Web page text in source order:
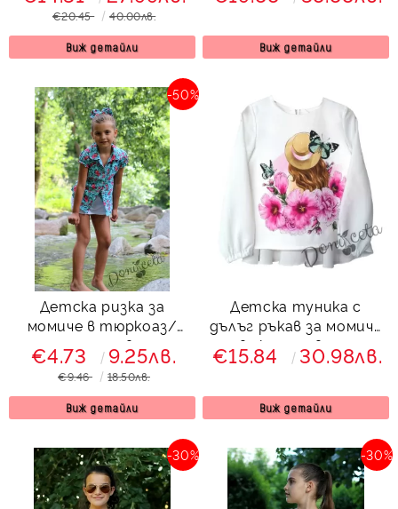
циклама
€20.45 40.00лв.
Виж детайли Виж детайли
Детска ризка за
момиче в тюркоаз/
мента на цветя
-50%
€4.73 9.25лв.
€9.46 18.50лв.
Виж детайли
Детска туника с
дълъг ръкав за момиче
в екрю с цветя
€15.84 30.98лв.
Виж детайли
-30% -30%